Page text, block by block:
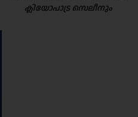
ക്ലിയോപാട്ര സെലീനും